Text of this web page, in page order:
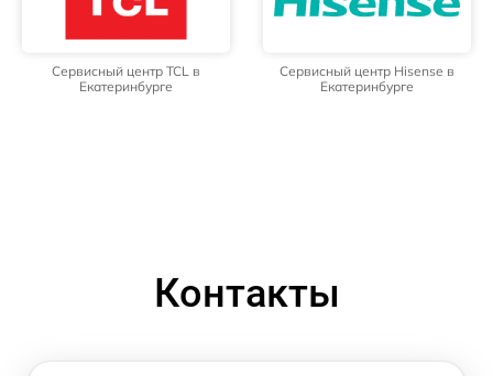
Сервисный центр TCL в
Екатеринбурге
Сервисный центр Hisense в
Екатеринбурге
Контакты